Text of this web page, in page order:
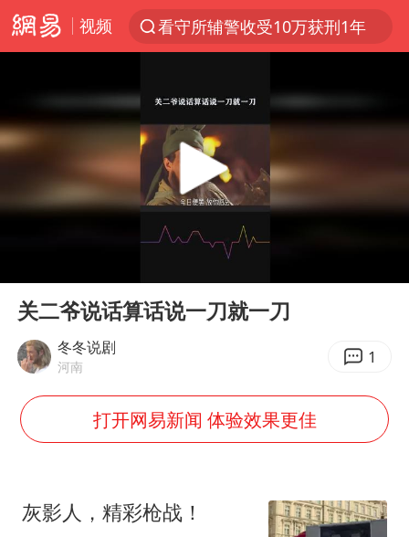
视频
看守所辅警收受10万获刑1年
台风白海豚进入48小时警戒线
中方回应是否在太平洋海底开采稀土
台风白海豚影响中国已成定局
佛得角门将亮相智利俱乐部主场
U17国足1分钟轰2球
五粮液渠道价一箱上涨近百元
24小时不关空调 电费会更低吗
把党建设得更加坚强有力
村民谈“梅姨”：叫的其实是“媒姨”
Play
关二爷说话算话说一刀就一刀
冬冬说剧
河南 1
打开网易新闻 体验效果更佳
灰影人，精彩枪战！